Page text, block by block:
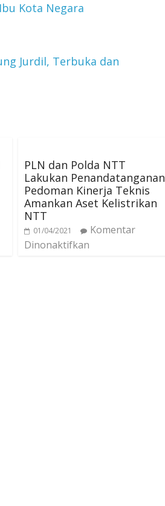
Kota Negara
Jurdil, Terbuka dan
PLN dan Polda NTT
Lakukan Penandatanganan
Pedoman Kinerja Teknis
Amankan Aset Kelistrikan
NTT
01/04/2021
Komentar
Dinonaktifkan